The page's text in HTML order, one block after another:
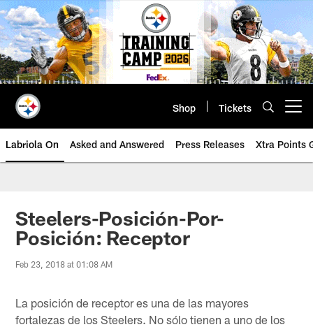
Skip
to
main
content
Shop Tickets
Labriola On Asked and Answered Press Releases Xtra Points
Steelers-Posición-Por-
Posición: Receptor
Feb 23, 2018 at 01:08 AM
La posición de receptor es una de las mayores
fortalezas de los Steelers. No sólo tienen a uno de los